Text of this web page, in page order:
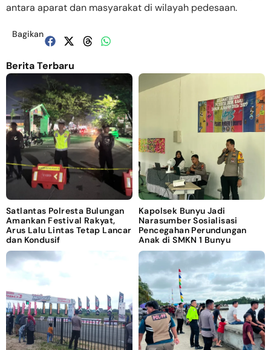
antara aparat dan masyarakat di wilayah pedesaan.
Bagikan
Berita Terbaru
Satlantas Polresta Bulungan
Amankan Festival Rakyat,
Arus Lalu Lintas Tetap Lancar
dan Kondusif
Kapolsek Bunyu Jadi
Narasumber Sosialisasi
Pencegahan Perundungan
Anak di SMKN 1 Bunyu